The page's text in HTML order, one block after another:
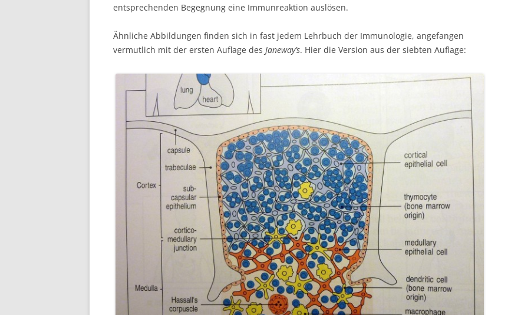
entsprechenden Begegnung eine Immunreaktion auslösen.
Ähnliche Abbildungen finden sich in fast jedem Lehrbuch der Immunologie, angefangen
vermutlich mit der ersten Auflage des Janeway’s. Hier die Version aus der siebten Auflage: